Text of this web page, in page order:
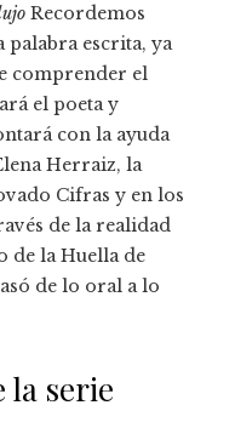
Recordemos
escrita, ya
comprender el
el poeta y
con la ayuda
Herraiz, la
Cifras y en los
de la realidad
de la Huella de
de lo oral a lo
la serie